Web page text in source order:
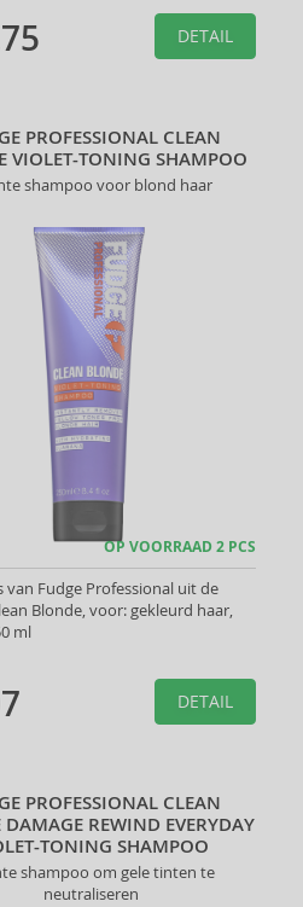
DETAIL
PROFESSIONAL CLEAN
VIOLET-TONING SHAMPOO
shampoo voor blond haar
OP VOORRAAD 2 PCS
van Fudge Professional uit de
Blonde, voor: gekleurd haar,
ml
DETAIL
PROFESSIONAL CLEAN
REWIND EVERYDAY
TONING SHAMPOO
shampoo om gele tinten te
neutraliseren